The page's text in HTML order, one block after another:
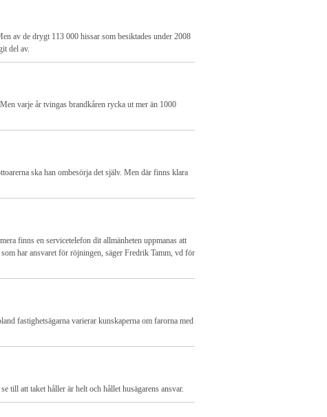
av de drygt 113 000 hissar som besiktades under 2008
del av.
varje år tvingas brandkåren rycka ut mer än 1000
ska han ombesörja det själv. Men där finns klara
finns en servicetelefon dit allmänheten uppmanas att
har ansvaret för röjningen, säger Fredrik Tamm, vd för
fastighetsägarna varierar kunskaperna om farorna med
till att taket håller är helt och hållet husägarens ansvar.